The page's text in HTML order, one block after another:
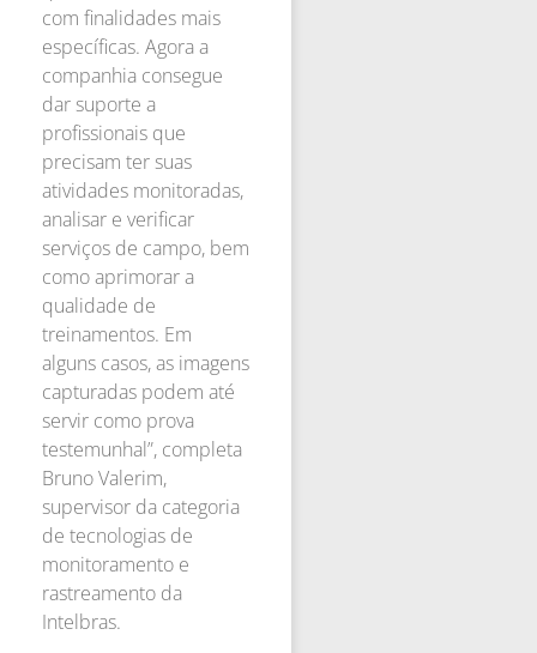
com finalidades mais
específicas. Agora a
companhia consegue
dar suporte a
profissionais que
precisam ter suas
atividades monitoradas,
analisar e verificar
serviços de campo, bem
como aprimorar a
qualidade de
treinamentos. Em
alguns casos, as imagens
capturadas podem até
servir como prova
testemunhal”, completa
Bruno Valerim,
supervisor da categoria
de tecnologias de
monitoramento e
rastreamento da
Intelbras.